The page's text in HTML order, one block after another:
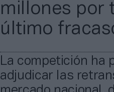
millones por
último
La competición ha
adjudicar las